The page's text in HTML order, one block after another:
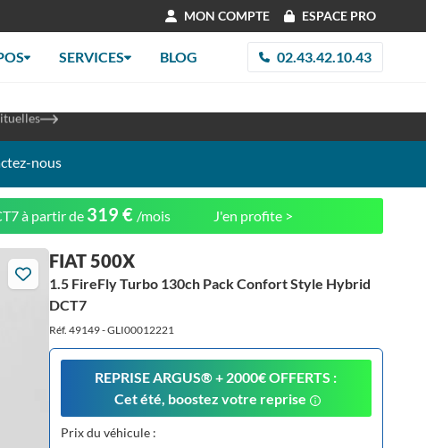
MON COMPTE ESPACE PRO
SERVICES BLOG 02.43.42.10.43
2026
nous
à partir de 319 € /mois J'en profite >
FIAT 500X
1.5 FireFly Turbo 130ch Pack Confort Style Hybrid
DCT7
Réf. 49149 - GLI00012221
REPRISE ARGUS®️ + 2000€ OFFERTS :
Cet été, boostez votre reprise
Prix du véhicule :